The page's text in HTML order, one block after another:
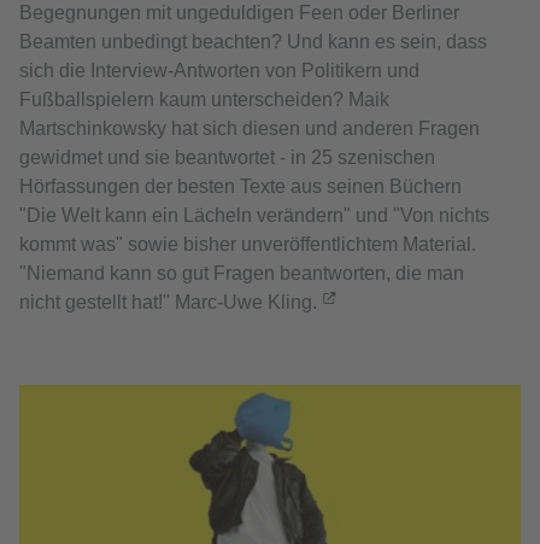
Begegnungen mit ungeduldigen Feen oder Berliner
Beamten unbedingt beachten? Und kann es sein, dass
sich die Interview-Antworten von Politikern und
Fußballspielern kaum unterscheiden? Maik
Martschinkowsky hat sich diesen und anderen Fragen
gewidmet und sie beantwortet - in 25 szenischen
Hörfassungen der besten Texte aus seinen Büchern
"Die Welt kann ein Lächeln verändern" und "Von nichts
kommt was" sowie bisher unveröffentlichtem Material.
"Niemand kann so gut Fragen beantworten, die man
nicht gestellt hat!" Marc-Uwe Kling.